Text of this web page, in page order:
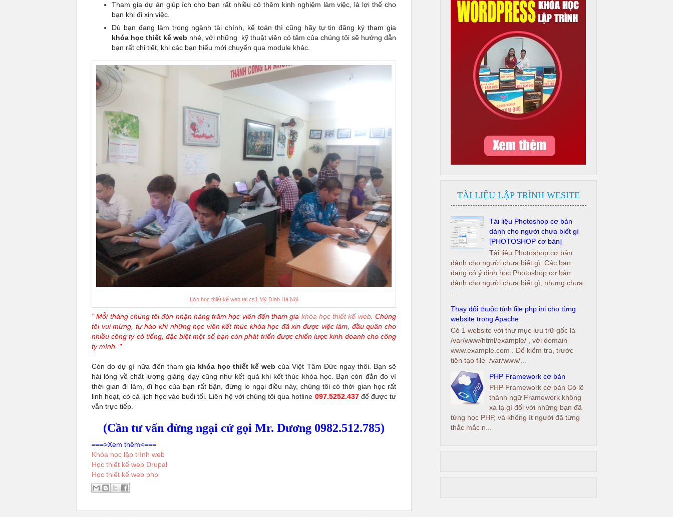
Tham gia dự án giúp ích cho bạn rất nhiều có thêm kinh nghiệm làm việc, là lợi thế cho
bạn khi đi xin việc.
Dù bạn đang làm trong ngành tài chính, kế toán thì cũng hãy tự tin đăng ký tham gia
khóa học thiết kế web nhé, với những kỹ thuật viên có tâm của chúng tôi sẽ hướng dẫn
bạn rất chi tiết, khi các bạn hiểu mới chuyển qua module khác.
Lớp học thiết kế web tại cs1 Mỹ Đình Hà Nội
" Mỗi tháng chúng tôi đón nhận hàng trăm học viên đến tham gia khóa học thiết kế web. Chúng
tôi vui mừng, tự hào khi những học viên kết thúc khóa học đã xin được việc làm, đầu quân cho
nhiều công ty có tiếng, đặc biệt một số bạn còn phát triển được chiến lược kinh doanh cho công
ty mình. "
Còn do dự gì nữa đến tham gia khóa học thiết kế web của Việt Tâm Đức ngay thôi. Bạn sẽ
hài lòng về chất lượng giảng dạy cũng như kết quả khi kết thúc khóa học. Bạn còn đắn đo vì
thời gian đi làm, đi học của bạn rất bận, đừng lo ngại điều này, chúng tôi có thời gian học rất
linh hoạt, có cả lịch học vào buổi tối. Liên hệ với chúng tôi qua hotline 097.5252.437 để được tư
vẫn trực tiếp.
(Cần tư vấn đừng ngại cứ gọi Mr. Dương 0982.512.785)
===>Xem thêm<===
Khóa học lập trình web
Học thiết kế web Drupal
Học thiết kế web php
TÀI LIỆU LẬP TRÌNH WESITE
Tài liệu Photoshop cơ bản
dành cho người chưa biết gì
[PHOTOSHOP cơ bản]
Tài liệu Photoshop cơ bản
dành cho người chưa biết gì. Các bạn
đang có ý định học Photoshop cơ bản
dành cho người chưa biết gì, nhưng chưa
Thay đổi thuộc tính file php.ini cho từng
website trong Apache
Có 1 website với thư mục lưu trữ gốc là
/var/www/html/example/ , với domain
www.example.com . Để kiểm tra, trước
tiên tạo file /var/www/...
PHP Framework cơ bản
PHP Framework cơ bản Có lẽ
thành ngữ Framework không
xa lạ gì đối với những bạn đã
từng học PHP, và không ít người đã từng
thắc mắc n...